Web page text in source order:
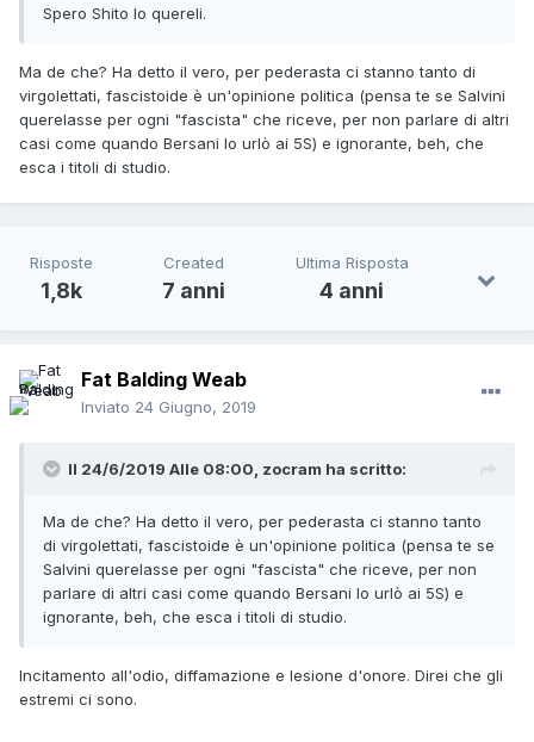
Spero Shito lo quereli.
Ma de che? Ha detto il vero, per pederasta ci stanno tanto di
virgolettati, fascistoide è un'opinione politica (pensa te se Salvini
querelasse per ogni "fascista" che riceve, per non parlare di altri
casi come quando Bersani lo urlò ai 5S) e ignorante, beh, che
esca i titoli di studio.
Risposte
1,8k
Created
7 anni
Ultima Risposta
4 anni
Fat Balding Weab
Inviato 24 Giugno, 2019
Il 24/6/2019 Alle 08:00, zocram ha scritto:
Ma de che? Ha detto il vero, per pederasta ci stanno tanto
di virgolettati, fascistoide è un'opinione politica (pensa te se
Salvini querelasse per ogni "fascista" che riceve, per non
parlare di altri casi come quando Bersani lo urlò ai 5S) e
ignorante, beh, che esca i titoli di studio.
Incitamento all'odio, diffamazione e lesione d'onore. Direi che gli
estremi ci sono.